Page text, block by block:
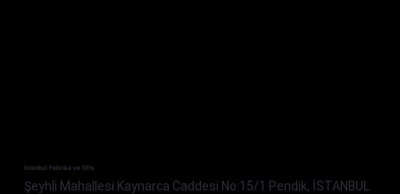
İstanbul Fabrika ve Ofis
Şeyhli Mahallesi Kaynarca Caddesi No:15/1 Pendik, İSTANBUL